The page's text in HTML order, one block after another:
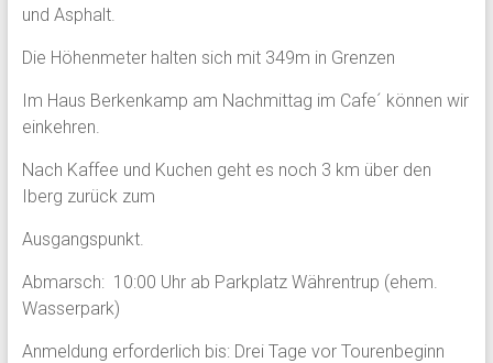
und Asphalt.
Die Höhenmeter halten sich mit 349m in Grenzen
Im Haus Berkenkamp am Nachmittag im Cafe´ können wir
einkehren.
Nach Kaffee und Kuchen geht es noch 3 km über den
Iberg zurück zum
Ausgangspunkt.
Abmarsch: 10:00 Uhr ab Parkplatz Währentrup (ehem.
Wasserpark)
Anmeldung erforderlich bis: Drei Tage vor Tourenbeginn